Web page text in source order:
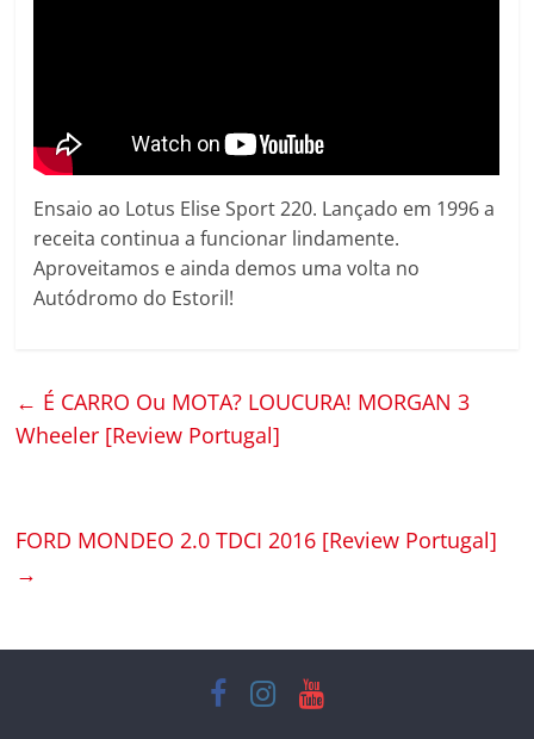
Ensaio ao Lotus Elise Sport 220. Lançado em 1996 a
receita continua a funcionar lindamente.
Aproveitamos e ainda demos uma volta no
Autódromo do Estoril!
← É CARRO Ou MOTA? LOUCURA! MORGAN 3
Wheeler [Review Portugal]
FORD MONDEO 2.0 TDCI 2016 [Review Portugal]
→